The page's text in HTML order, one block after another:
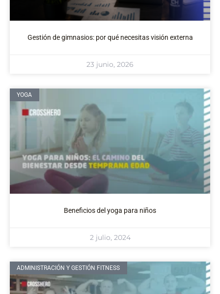
Gestión de gimnasios: por qué necesitas visión externa
23 junio, 2026
YOGA
Beneficios del yoga para niños
2 julio, 2024
ADMINISTRACIÓN Y GESTIÓN FITNESS